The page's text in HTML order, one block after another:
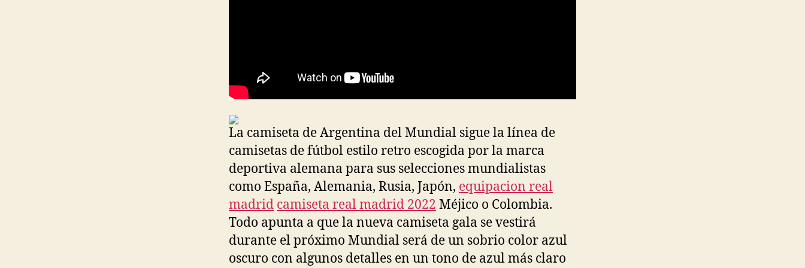
La camiseta de Argentina del Mundial sigue la línea de
camisetas de fútbol estilo retro escogida por la marca
deportiva alemana para sus selecciones mundialistas
como España, Alemania, Rusia, Japón, equipacion real
madrid camiseta real madrid 2022 Méjico o Colombia.
Todo apunta a que la nueva camiseta gala se vestirá
durante el próximo Mundial será de un sobrio color azul
oscuro con algunos detalles en un tono de azul más claro